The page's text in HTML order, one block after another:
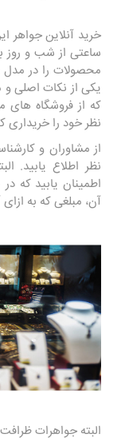
خرید آنلاین جواهر
ساعتی از شب و روز
محصولات را در
یکی از نکات اصلی
که از فروشگاه های
نظر خود را خریداری
از مشاوران و
نظر اطلاع یابید.
اطمینان یابید که
آن، مبلغی که به
البته جواهرات